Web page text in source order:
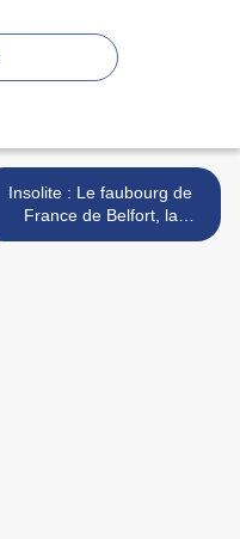
Insolite : Le faubourg de
France de Belfort, la
présence de rails ! >